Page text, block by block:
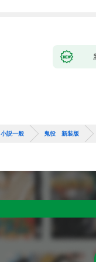
小説一般 鬼役 新装版